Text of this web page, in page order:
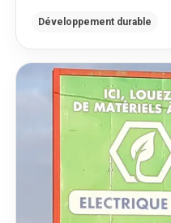
Développement durable